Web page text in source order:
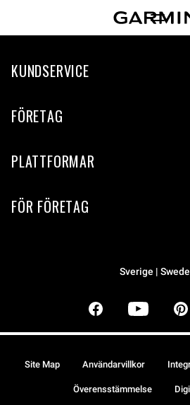
KUNDSERVICE
FÖRETAG
PLATTFORMAR
FÖR FÖRETAG
Sverige |
Site Map Användarvillkor
Överensstämmelse